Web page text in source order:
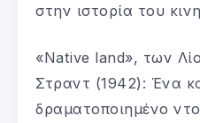
στην ιστορία του
«Native land», των
Στραντ (1942): Ένα
δραματοποιημένο